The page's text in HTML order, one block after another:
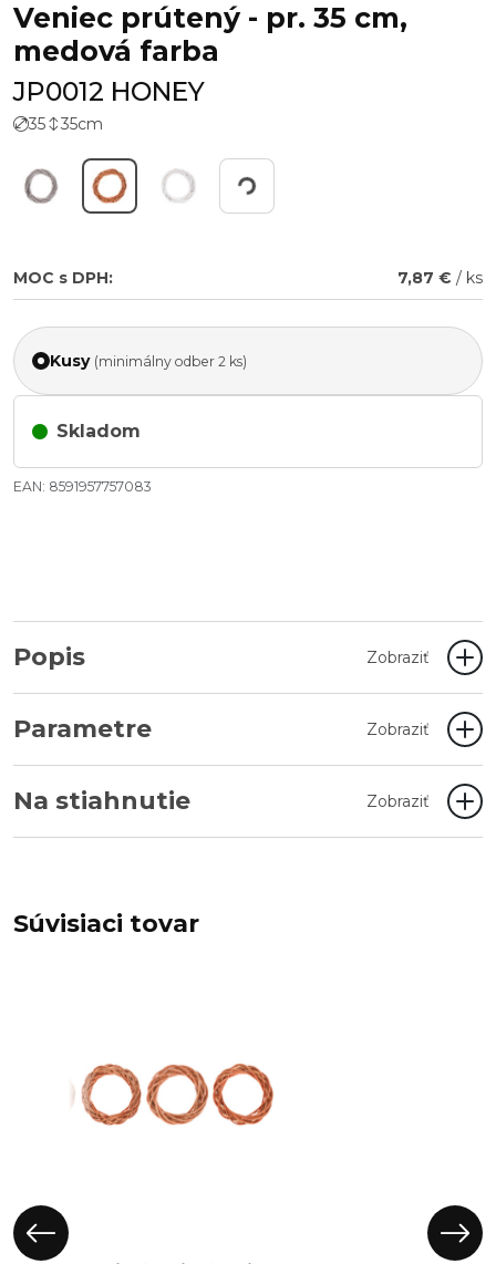
Veniec prútený - pr. 35 cm,
medová farba
JP0012 HONEY
35 35cm Working...
MOC s DPH: 7,87 € / ks
Kusy (minimálny odber 2 ks)
Skladom
EAN: 8591957757083
Popis Zobraziť
Parametre Zobraziť
Na stiahnutie Zobraziť
Súvisiaci tovar